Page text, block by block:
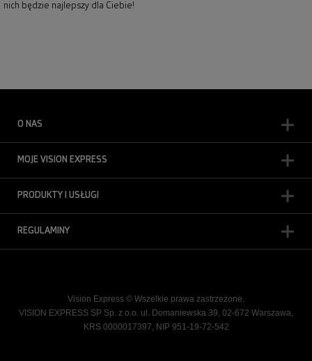
nich będzie najlepszy dla Ciebie!
O NAS
MOJE VISION EXPRESS
PRODUKTY I USŁUGI
REGULAMINY
Vision Express © Wszelkie prawa zastrzeżone.
VISION EXPRESS SP Sp. z o.o. ul. Domaniewska 39, 02-672 Warszawa,
KRS 0000017397, NIP 951-19-72-542